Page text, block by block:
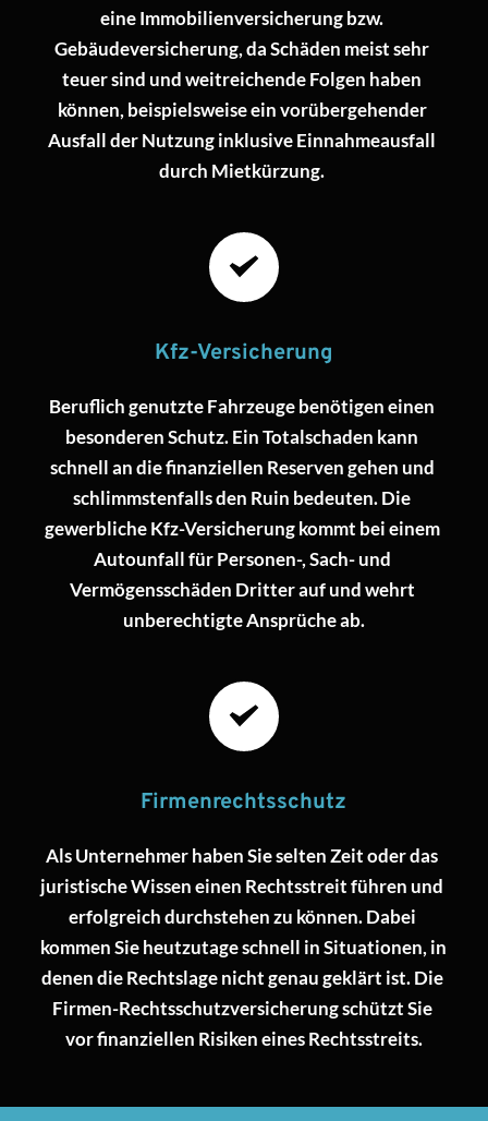
eine Immobilienversicherung bzw.
Gebäudeversicherung, da Schäden meist sehr
teuer sind und weitreichende Folgen haben
können, beispielsweise ein vorübergehender
Ausfall der Nutzung inklusive Einnahmeausfall
durch Mietkürzung.
Kfz-Versicherung
Beruflich genutzte Fahrzeuge benötigen einen
besonderen Schutz. Ein Totalschaden kann
schnell an die finanziellen Reserven gehen und
schlimmstenfalls den Ruin bedeuten. Die
gewerbliche Kfz-Versicherung kommt bei einem
Autounfall für Personen-, Sach- und
Vermögensschäden Dritter auf und wehrt
unberechtigte Ansprüche ab.
Firmenrechtsschutz
Als Unternehmer haben Sie selten Zeit oder das
juristische Wissen einen Rechtsstreit führen und
erfolgreich durchstehen zu können. Dabei
kommen Sie heutzutage schnell in Situationen, in
denen die Rechtslage nicht genau geklärt ist. Die
Firmen-Rechtsschutzversicherung schützt Sie
vor finanziellen Risiken eines Rechtsstreits.